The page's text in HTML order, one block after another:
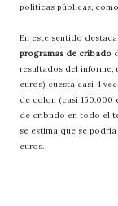
políticas públicas,
En este sentido
programas de cribado
resultados del informe,
euros) cuesta casi 4
de colon (casi 150.000
de cribado en todo el
se estima que se
euros.